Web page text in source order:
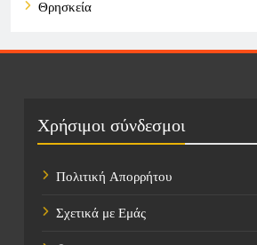
Θρησκεία
Πολιτική
Τοποθεσίες
Χρήσιμοι σύνδεσμοι
Πολιτική Απορρήτου
Σχετικά με Εμάς